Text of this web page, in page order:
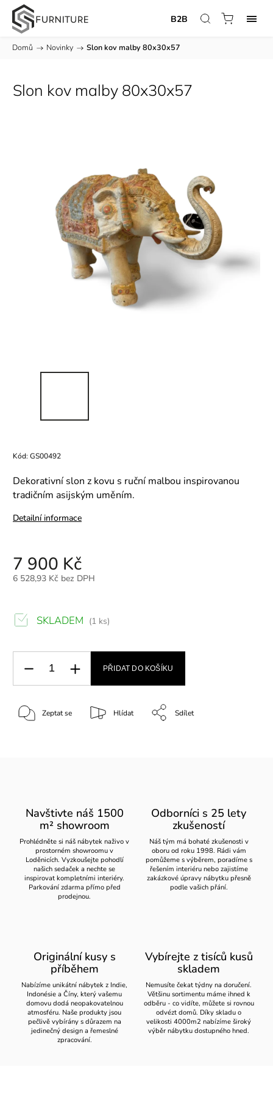
B2B
Domů / Novinky / Slon kov malby 80x30x57
Slon kov malby 80x30x57
Kód: GS00492
Dekorativní slon z kovu s ruční malbou inspirovanou
tradičním asijským uměním.
Detailní informace
7 900 Kč
6 528,93 Kč bez DPH
SKLADEM (1 ks)
PŘIDAT DO KOŠÍKU
Zeptat se Hlídat Sdílet
Navštivte náš 1500
m² showroom
Prohlédněte si náš nábytek naživo v
prostorném showroomu v
Loděnicích. Vyzkoušejte pohodlí
našich sedaček a nechte se
inspirovat kompletními interiéry.
Parkování zdarma přímo před
prodejnou.
Odborníci s 25 lety
zkušeností
Náš tým má bohaté zkušenosti v
oboru od roku 1998. Rádi vám
pomůžeme s výběrem, poradíme s
řešením interiéru nebo zajistíme
zakázkové úpravy nábytku přesně
podle vašich přání.
Originální kusy s
příběhem
Nabízíme unikátní nábytek z Indie,
Indonésie a Číny, který vašemu
domovu dodá neopakovatelnou
atmosféru. Naše produkty jsou
pečlivě vybírány s důrazem na
jedinečný design a řemeslné
zpracování.
Vybírejte z tisíců kusů
skladem
Nemusíte čekat týdny na doručení.
Většinu sortimentu máme ihned k
odběru - co vidíte, můžete si rovnou
odvézt domů. Díky skladu o
velikosti 4000m2 nabízíme široký
výběr nábytku dostupného hned.